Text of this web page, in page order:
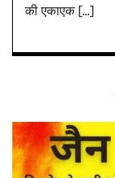
की एकाएक […]